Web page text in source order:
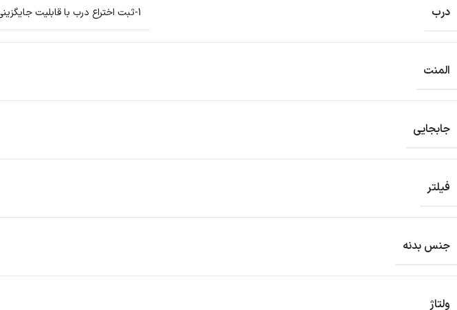
درب 1-ثبت اختراع درب با قابلیت جایگزینی آسان 2-ثبت اختراع درب با قابلیت نگهداری فیلتر چای (جعبه چای را آزادانه پایین یا ببالا بیاورید)
المنت
جابجایی
فیلتر
جنس بدنه
ولتاژ